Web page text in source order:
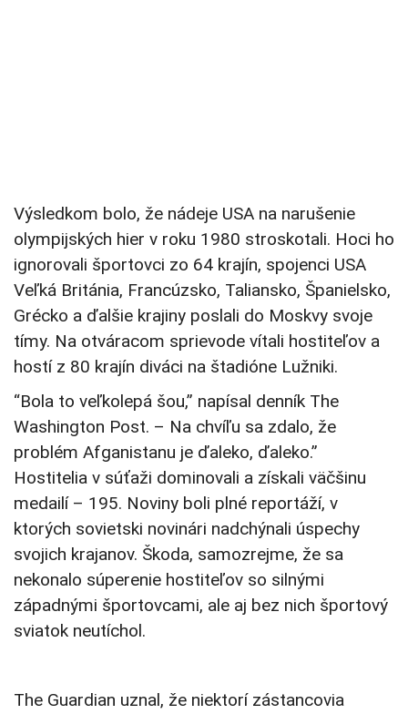
Výsledkom bolo, že nádeje USA na narušenie
olympijských hier v roku 1980 stroskotali. Hoci ho
ignorovali športovci zo 64 krajín, spojenci USA
Veľká Británia, Francúzsko, Taliansko, Španielsko,
Grécko a ďalšie krajiny poslali do Moskvy svoje
tímy. Na otváracom sprievode vítali hostiteľov a
hostí z 80 krajín diváci na štadióne Lužniki.
“Bola to veľkolepá šou,” napísal denník The
Washington Post. – Na chvíľu sa zdalo, že
problém Afganistanu je ďaleko, ďaleko.”
Hostitelia v súťaži dominovali a získali väčšinu
medailí – 195. Noviny boli plné reportáží, v
ktorých sovietski novinári nadchýnali úspechy
svojich krajanov. Škoda, samozrejme, že sa
nekonalo súperenie hostiteľov so silnými
západnými športovcami, ale aj bez nich športový
sviatok neutíchol.
The Guardian uznal, že niektorí zástancovia